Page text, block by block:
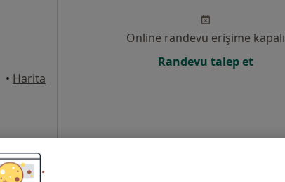
• Harita
Online randevu erişime kapalı
Randevu talep et